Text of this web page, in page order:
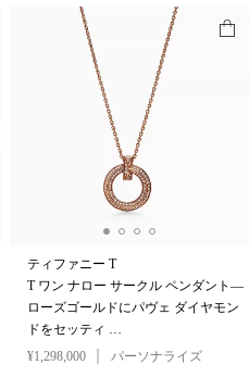
ティファニー T
T ワン ナロー サークル ペンダント—
ローズゴールドにパヴェ ダイヤモン
ドをセッティ …
¥1,298,000
パーソナライズ